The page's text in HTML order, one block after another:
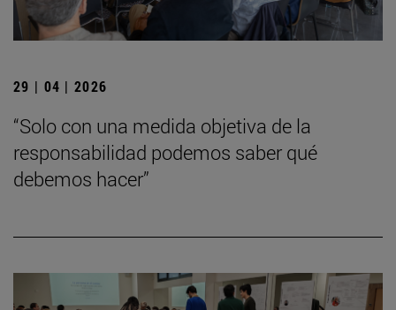
29 | 04 | 2026
“Solo con una medida objetiva de la
responsabilidad podemos saber qué
debemos hacer”